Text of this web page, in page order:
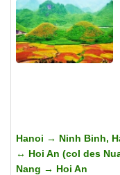
Hanoi → Ninh Binh,
↔ Hoi An (col des
Nang → Hoi An